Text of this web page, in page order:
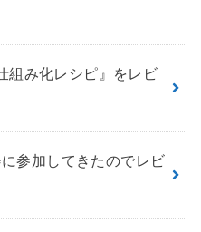
組み化レシピ』をレビ
参加してきたのでレビ